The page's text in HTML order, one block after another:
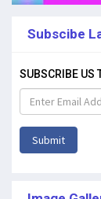
Subscibe
SUBSCRIBE US
Submit